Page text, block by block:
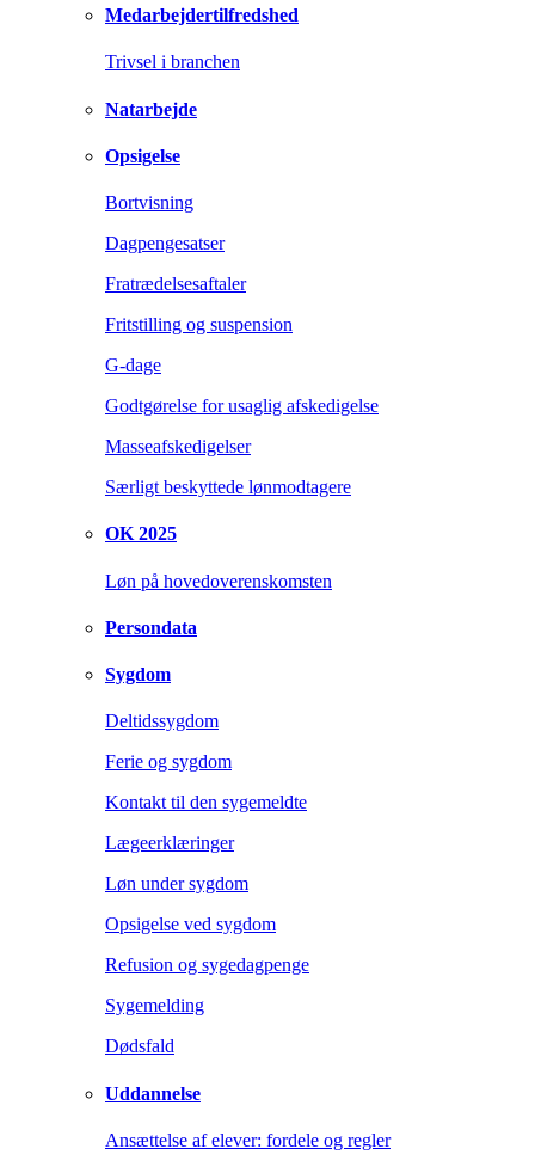
Medarbejdertilfredshed
Trivsel i branchen
Natarbejde
Opsigelse
Bortvisning
Dagpengesatser
Fratrædelsesaftaler
Fritstilling og suspension
G-dage
Godtgørelse for usaglig afskedigelse
Masseafskedigelser
Særligt beskyttede lønmodtagere
OK 2025
Løn på hovedoverenskomsten
Persondata
Sygdom
Deltidssygdom
Ferie og sygdom
Kontakt til den sygemeldte
Lægeerklæringer
Løn under sygdom
Opsigelse ved sygdom
Refusion og sygedagpenge
Sygemelding
Dødsfald
Uddannelse
Ansættelse af elever: fordele og regler